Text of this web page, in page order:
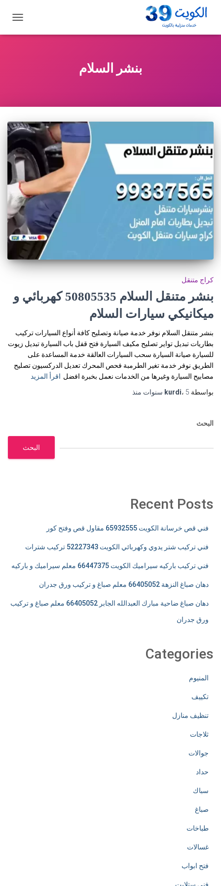
التنقل
بنشر السلام
كراج متنقل
بنشر متنقل السلام 50805535‬ كهربائي و
ميكانيكي سيارات السلام
بنشر متنقل السلام نوفر خدمة صيانة وتصليح كافة أنواع السيارات تركيب
بطاريات تبديل تواير تصليح مكيف السيارة فتح قفل باب السيارة تبديل زيوت
للسيارة صيانة السيارة سحب السيارات العالقة خدمة المساعدة على
الطريق نوفر خدمة تغير الطرمبة فحص المحرك تعديل الدركسيون تصليح
مصابيح السيارة وغيرها من الخدمات نعمل بخبرة افضل اقرأ المزيد
بواسطة
kurdi، 5 سنوات منذ
البحث
البحث
Recent Posts
فني قص خرسانة الكويت 65932555 مقاول قص وفتح كور
فني تركيب شتر يدوي وكهربائي الكويت 52227343 تركيب شترات
فني تركيب باركيه سيراميك الكويت 66447375 معلم سيراميك و باركيه
دهان صباغ النزهة 66405052 معلم صباغ و تركيب ورق جدران
دهان صباغ ضاحية مبارك العبدالله الجابر 66405052 معلم صباغ و تركيب
ورق جدران
Categories
المنيوم
تكييف
تنظيف منازل
ثلاجات
جوالات
حداد
سباك
صباغ
طباخات
غسالات
فتح ابواب
فني ستلايت